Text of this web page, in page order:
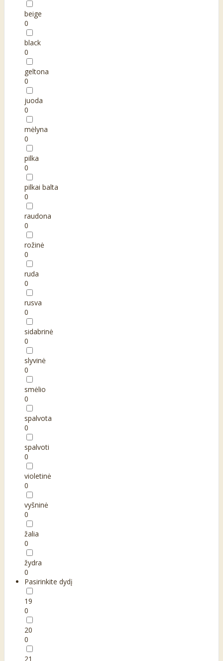
beige
0
black
0
geltona
0
juoda
0
mėlyna
0
pilka
0
pilkai balta
0
raudona
0
rožinė
0
ruda
0
rusva
0
sidabrinė
0
slyvinė
0
smėlio
0
spalvota
0
spalvoti
0
violetinė
0
vyšninė
0
žalia
0
žydra
0
Pasirinkite dydį
19
0
20
0
21